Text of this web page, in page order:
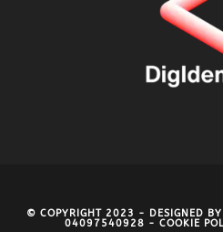
© COPYRIGHT 2023 - DESIGNED BY
04097540928 - COOKIE